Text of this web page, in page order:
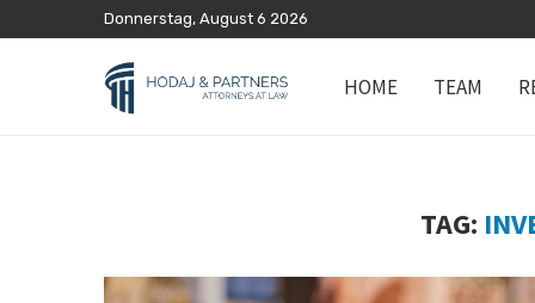
Donnerstag, August 6 2026
HOME TEAM
TAG: